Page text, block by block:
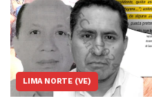
LIMA NORTE (VE)